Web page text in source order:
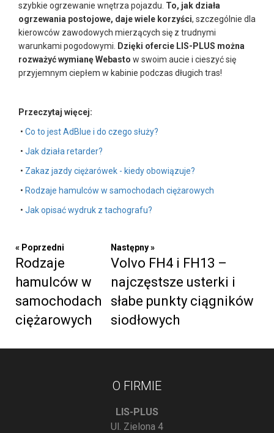
szybkie ogrzewanie wnętrza pojazdu. To, jak działa
ogrzewania postojowe, daje wiele korzyści, szczególnie dla
kierowców zawodowych mierzących się z trudnymi
warunkami pogodowymi. Dzięki ofercie LIS-PLUS można
rozważyć wymianę Webasto w swoim aucie i cieszyć się
przyjemnym ciepłem w kabinie podczas długich tras!
Przeczytaj więcej:
• Co to jest AdBlue i do czego służy?
• Jak działa retarder?
• Zakaz jazdy ciężarówek - kiedy obowiązuje?
• Rodzaje hamulców w samochodach ciężarowych
• Jak opisać wydruk z tachografu?
« Poprzedni
Rodzaje
hamulców w
samochodach
ciężarowych
Następny »
Volvo FH4 i FH13 –
najczęstsze usterki i
słabe punkty ciągników
siodłowych
O FIRMIE
LIS-PLUS
Ul. Zielona 4